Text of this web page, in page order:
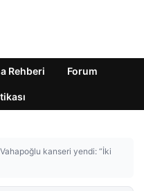
Rehberi Forum
kanseri yendi: “İki